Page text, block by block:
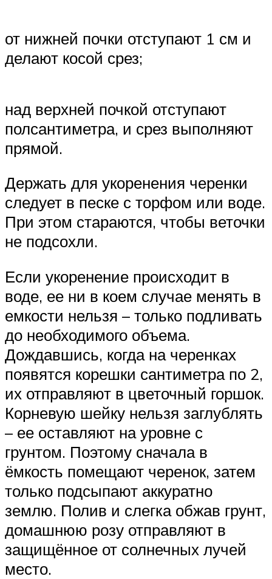
от нижней почки отступают 1 см и
делают косой срез;
над верхней почкой отступают
полсантиметра, и срез выполняют
прямой.
Держать для укоренения черенки
следует в песке с торфом или воде.
При этом стараются, чтобы веточки
не подсохли.
Если укоренение происходит в
воде, ее ни в коем случае менять в
емкости нельзя – только подливать
до необходимого объема.
Дождавшись, когда на черенках
появятся корешки сантиметра по 2,
их отправляют в цветочный горшок.
Корневую шейку нельзя заглублять
– ее оставляют на уровне с
грунтом. Поэтому сначала в
ёмкость помещают черенок, затем
только подсыпают аккуратно
землю. Полив и слегка обжав грунт,
домашнюю розу отправляют в
защищённое от солнечных лучей
место.